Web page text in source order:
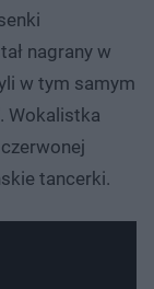
nagrany w
w tym samym
Wokalistka
tancerki.